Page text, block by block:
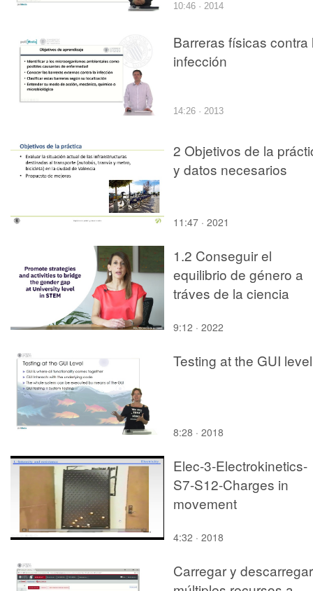
10:46 · 2014
Barreras físicas contra
infección
14:26 · 2013
2 Objetivos de la
y datos necesarios
11:47 · 2021
1.2 Conseguir el
equilibrio de género a
tráves de la ciencia
9:12 · 2022
Testing at the GUI level
8:28 · 2018
Elec-3-Electrokinetics-
S7-S12-Charges in
movement
4:32 · 2018
Carregar y descarregar